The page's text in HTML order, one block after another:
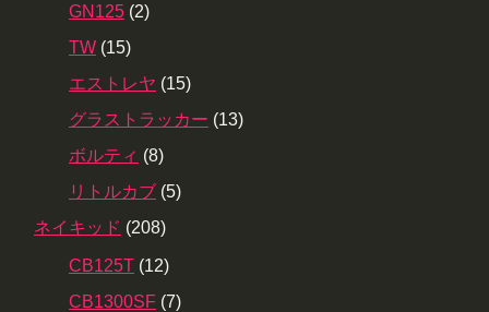
GN125 (2)
TW (15)
エストレヤ (15)
グラストラッカー (13)
ボルティ (8)
リトルカブ (5)
ネイキッド (208)
CB125T (12)
CB1300SF (7)